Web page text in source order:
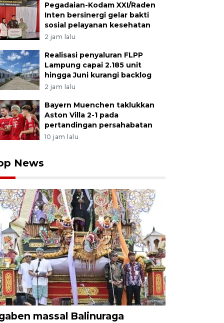
Pegadaian-Kodam XXI/Raden
Inten bersinergi gelar bakti
sosial pelayanan kesehatan
2 jam lalu
Realisasi penyaluran FLPP
Lampung capai 2.185 unit
hingga Juni kurangi backlog
2 jam lalu
Bayern Muenchen taklukkan
Aston Villa 2-1 pada
pertandingan persahabatan
10 jam lalu
News
massal Balinuraga